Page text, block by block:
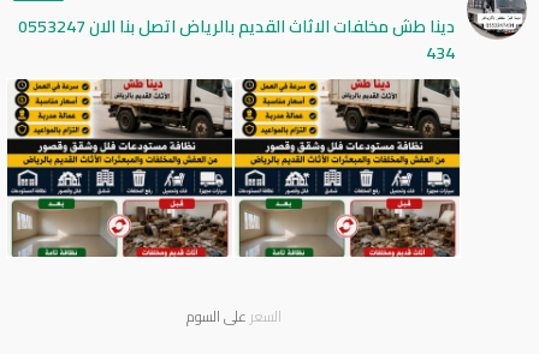
دينا طش مخلفات الاثاث القديم بالرياض اتصل بنا الان 0553247
434
السعر على السوم